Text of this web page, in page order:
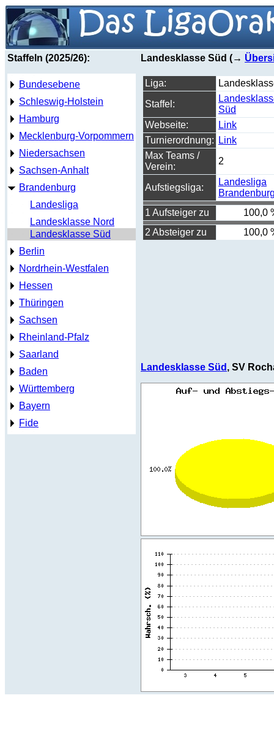
Staffeln (2025/26):
Bundesebene
Schleswig-Holstein
Hamburg
Mecklenburg-Vorpommern
Niedersachsen
Sachsen-Anhalt
Brandenburg
Landesliga
Landesklasse Nord
Landesklasse Süd
Berlin
Nordrhein-Westfalen
Hessen
Thüringen
Sachsen
Rheinland-Pfalz
Saarland
Baden
Württemberg
Bayern
Fide
Landesklasse Süd (→
Liga:
Staffel:
Süd
Webseite:
Link
Turnierordnung:
Link
Max Teams /
Verein:
2
Aufstiegsliga:
Landesliga
1 Aufsteiger zu
100,0
2 Absteiger zu
100,0
Landesklasse Süd , SV